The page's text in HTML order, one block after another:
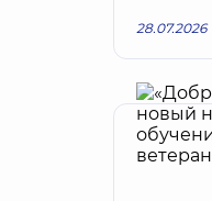
28.07.2026